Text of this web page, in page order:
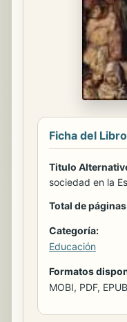
Ficha del Libro
Titulo
sociedad en la
Total de páginas
Categoría:
Educación
Formatos
MOBI, PDF,